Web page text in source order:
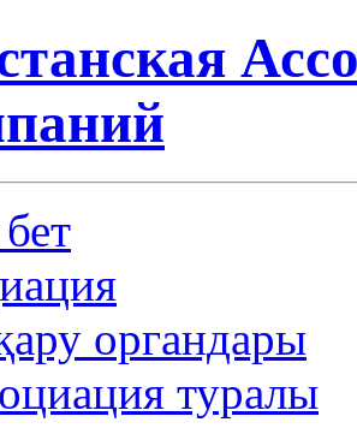
органдары
туралы